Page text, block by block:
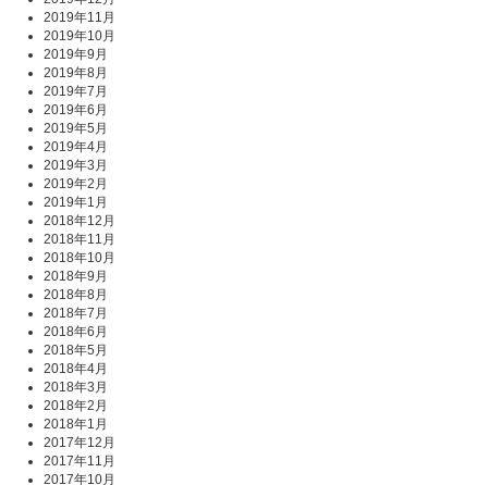
2019年11月
2019年10月
2019年9月
2019年8月
2019年7月
2019年6月
2019年5月
2019年4月
2019年3月
2019年2月
2019年1月
2018年12月
2018年11月
2018年10月
2018年9月
2018年8月
2018年7月
2018年6月
2018年5月
2018年4月
2018年3月
2018年2月
2018年1月
2017年12月
2017年11月
2017年10月